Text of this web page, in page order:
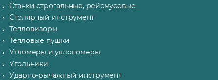
Станки строгальные, рейсмусовые
Столярный инструмент
Тепловизоры
Тепловые пушки
Угломеры и уклономеры
Угольники
Ударно-рычажный инструмент